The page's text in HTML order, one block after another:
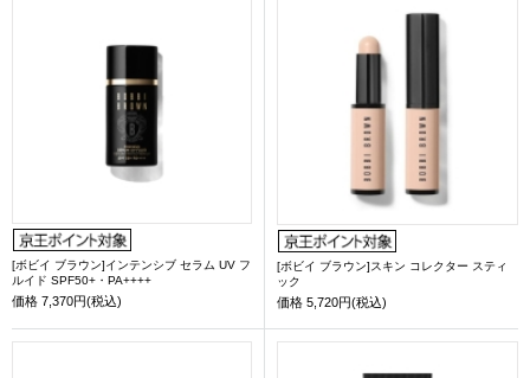
[ボビイ ブラウン]インテンシブ セラム UV フ
ルイド SPF50+・PA++++
価格 7,370円(税込)
[ボビイ ブラウン]スキン コレクター スティ
ック
価格 5,720円(税込)